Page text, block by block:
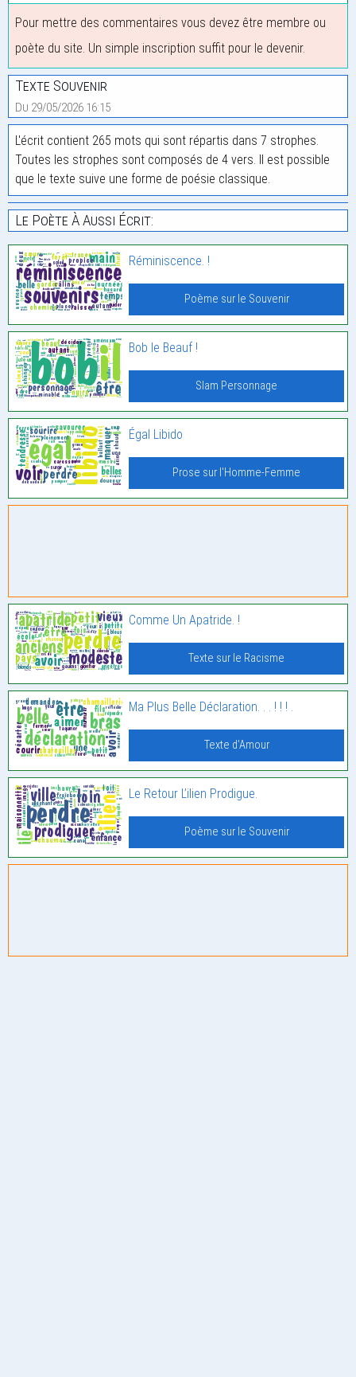
Pour mettre des commentaires vous devez être membre ou
poète du site. Un simple inscription suffit pour le devenir.
Texte Souvenir
Du 29/05/2026 16:15
L'écrit contient 265 mots qui sont répartis dans 7 strophes.
Toutes les strophes sont composés de 4 vers. Il est possible
que le texte suive une forme de poésie classique.
Le Poète À Aussi Écrit:
Réminiscence. !
Poème sur le Souvenir
Bob le Beauf !
Slam Personnage
Égal Libido
Prose sur l'Homme-Femme
Comme Un Apatride. !
Texte sur le Racisme
Ma Plus Belle Déclaration. . . ! ! ! .
Texte d'Amour
Le Retour L’ilien Prodigue.
Poème sur le Souvenir